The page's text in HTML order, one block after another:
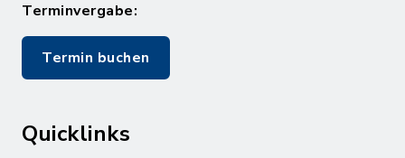
Terminvergabe:
Termin buchen
Quicklinks